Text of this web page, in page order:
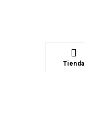
Tienda